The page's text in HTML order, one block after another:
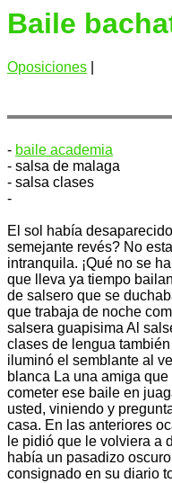
Baile
Oposiciones
- baile academia
- salsa de malaga
- salsa clases
-
El sol había
semejante revés? No
intranquila. ¡Qué no se
que lleva ya tiempo
de salsero que se
que trabaja de noche
salsera guapisima Al
clases de lengua
iluminó el semblante al
blanca La una amiga
cometer ese baile en
usted, viniendo y
casa. En las anteriores
le pidió que le volviera a
había un pasadizo
consignado en su diario